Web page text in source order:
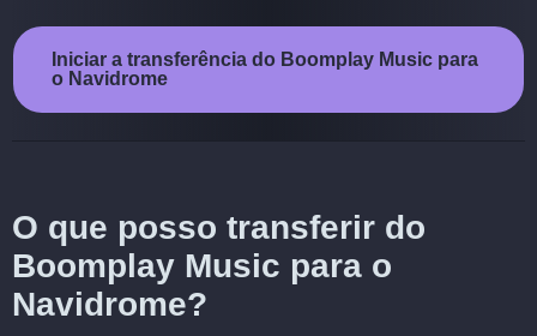
Iniciar a transferência do Boomplay Music para
o Navidrome
O que posso transferir do
Boomplay Music para o
Navidrome?